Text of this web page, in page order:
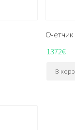
1372€
В